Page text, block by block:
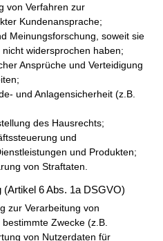
von Verfahren zur
Kundenansprache;
Meinungsforschung, soweit sie
widersprochen haben;
Ansprüche und Verteidigung
und Anlagensicherheit (z.B.
des Hausrechts;
und
und Produkten;
von Straftaten.
(Artikel 6 Abs. 1a DSGVO)
zur Verarbeitung von
Zwecke (z.B.
von Nutzerdaten für